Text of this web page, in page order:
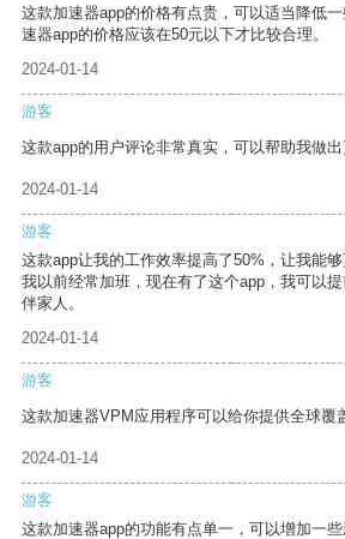
这款加速器app的价格有点贵，可以适当降低
速器app的价格应该在50元以下才比较合理。
2024-01-14
游客
这款app的用户评论非常真实，可以帮助我做出
2024-01-14
游客
这款app让我的工作效率提高了50%，让我能够
我以前经常加班，现在有了这个app，我可以
伴家人。
2024-01-14
游客
这款加速器VPM应用程序可以给你提供全球覆
2024-01-14
游客
这款加速器app的功能有点单一，可以增加一